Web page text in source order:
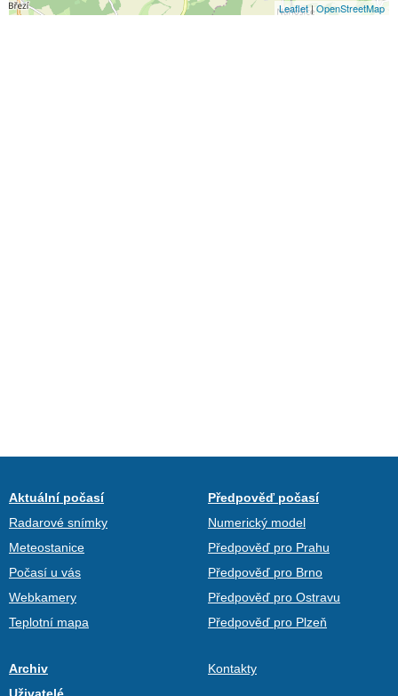
Leaflet|OpenStreetMap
Aktuální počasí
Radarové snímky
Meteostanice
Počasí u vás
Webkamery
Teplotní mapa
Předpověď počasí
Numerický model
Předpověď pro Prahu
Předpověď pro Brno
Předpověď pro Ostravu
Předpověď pro Plzeň
Archiv
Kontakty